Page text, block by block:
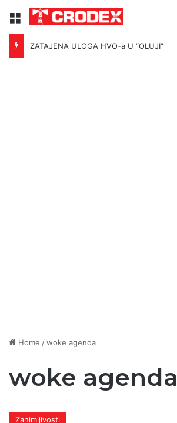
Menu
ZATAJENA ULOGA HVO-a U “OLUJI”
Home /woke agenda
woke agenda
Zanimljivosti